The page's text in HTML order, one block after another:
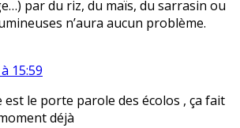
par du riz, du maïs, du sarrasin ou
n’aura aucun problème.
15:59
est le porte parole des écolos , ça fait
déjà